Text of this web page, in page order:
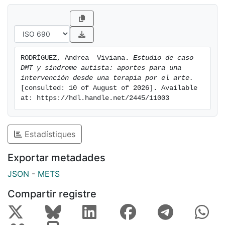
RODRÍGUEZ, Andrea  Viviana. Estudio de caso
DMT y síndrome autista: aportes para una
intervención desde una terapia por el arte.
[consulted: 10 of August of 2026]. Available
at: https://hdl.handle.net/2445/11003
Estadístiques
Exportar metadades
JSON - METS
Compartir registre